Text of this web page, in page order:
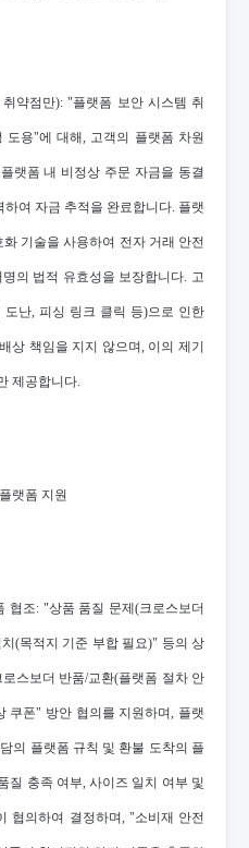
약점만): "플랫폼 보안 시스템 취
용"에 대해, 고객의 플랫폼 차원
랫폼 내 비정상 주문 자금을 동결
여 자금 추적을 완료합니다. 플랫
기술을 사용하여 전자 거래 안전
의 법적 유효성을 보장합니다. 고
난, 피싱 링크 클릭 등)으로 인한
상 책임을 지지 않으며, 이의 제기
제공합니다.
랫폼 지원
협조: "상품 품질 문제(크로스보더
(목적지 기준 부합 필요)" 등의 상
스보더 반품/교환(플랫폼 절차 안
쿠폰" 방안 협의를 지원하며, 플랫
의 플랫폼 규칙 및 환불 도착의 플
질 충족 여부, 사이즈 일치 여부 및
협의하여 결정하며, "소비재 안전